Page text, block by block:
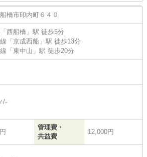
船橋市印内町 ６４０
「 西船橋 」駅 徒歩5分
「 京成西船 」駅 徒歩13分
「 東中山 」駅 徒歩20分
/-
管理費・
共益費
12,000円